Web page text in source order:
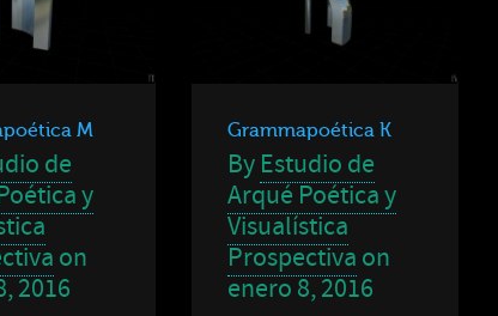
M
de
y
on
2016
Grammapoética K
By Estudio de
Arqué Poética y
Visualística
Prospectiva on
enero 8, 2016